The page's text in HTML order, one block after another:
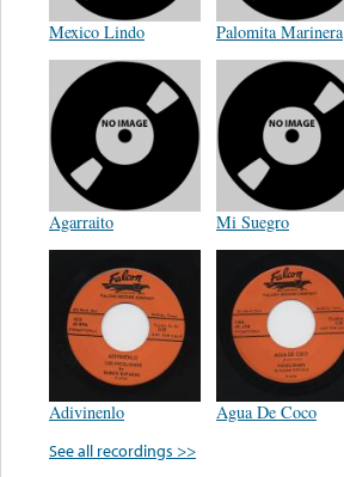
Mexico Lindo Palomita Marinera
Agarraito Mi Suegro
Adivinenlo Agua De Coco
See all recordings >>